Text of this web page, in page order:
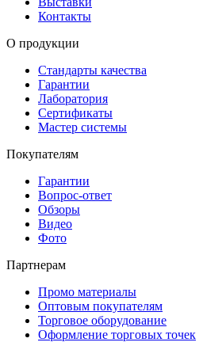
Контакты
О продукции
Стандарты качества
Гарантии
Лаборатория
Сертификаты
Мастер системы
Покупателям
Гарантии
Вопрос-ответ
Обзоры
Видео
Фото
Партнерам
Промо материалы
Оптовым покупателям
Торговое оборудование
Оформление торговых точек